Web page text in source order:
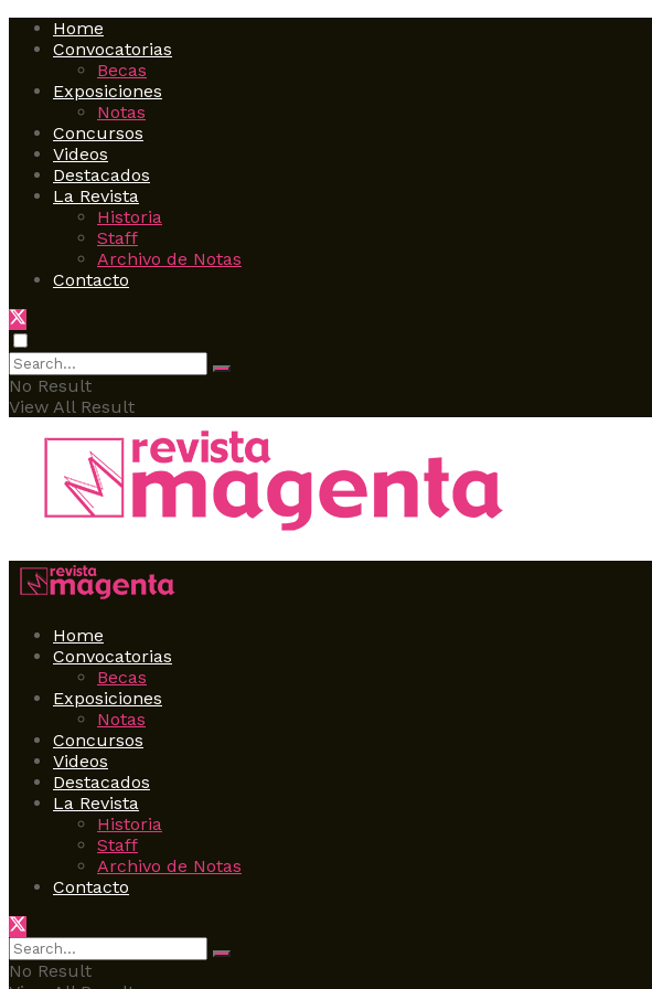
Home
Convocatorias
Becas
Exposiciones
Notas
Concursos
Videos
Destacados
La Revista
Historia
Staff
Archivo de Notas
Contacto
No Result
View All Result
Home
Convocatorias
Becas
Exposiciones
Notas
Concursos
Videos
Destacados
La Revista
Historia
Staff
Archivo de Notas
Contacto
No Result